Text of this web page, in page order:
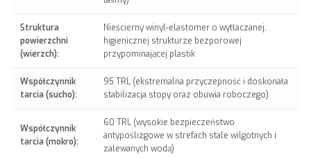
Struktura
powierzchni
(wierzch):
Nieścierny winyl-elastomer o wytłaczanej,
higienicznej strukturze bezporowej
przypominającej plastik
Współczynnik
tarcia (sucho):
95 TRL (ekstremalna przyczepność i doskonała
stabilizacja stopy oraz obuwia roboczego)
Współczynnik
tarcia (mokro):
60 TRL (wysokie bezpieczeństwo
antypoślizgowe w strefach stale wilgotnych i
zalewanych wodą)